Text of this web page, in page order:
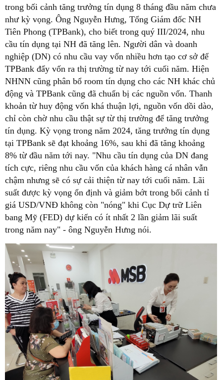
trong bối cảnh tăng trưởng tín dụng 8 tháng đầu năm chưa
như kỳ vọng. Ông Nguyễn Hưng, Tổng Giám đốc NH
Tiên Phong (TPBank), cho biết trong quý III/2024, nhu
cầu tín dụng tại NH đã tăng lên. Người dân và doanh
nghiệp (DN) có nhu cầu vay vốn nhiều hơn tạo cơ sở để
TPBank đẩy vốn ra thị trường từ nay tới cuối năm. Hiện
NHNN cũng phân bổ room tín dụng cho các NH khác chủ
động và TPBank cũng đã chuẩn bị các nguồn vốn. Thanh
khoản từ huy động vốn khá thuận lợi, nguồn vốn dồi dào,
chỉ còn chờ nhu cầu thật sự từ thị trường để tăng trưởng
tín dụng. Kỳ vọng trong năm 2024, tăng trưởng tín dụng
tại TPBank sẽ đạt khoảng 16%, sau khi đã tăng khoảng
8% từ đầu năm tới nay. "Nhu cầu tín dụng của DN đang
tích cực, riêng nhu cầu vốn của khách hàng cá nhân vẫn
chậm nhưng sẽ có sự cải thiện từ nay tới cuối năm. Lãi
suất được kỳ vọng ổn định và giảm bớt trong bối cảnh tỉ
giá USD/VNĐ không còn "nóng" khi Cục Dự trữ Liên
bang Mỹ (FED) dự kiến có ít nhất 2 lần giảm lãi suất
trong năm nay" - ông Nguyễn Hưng nói.